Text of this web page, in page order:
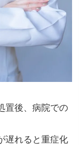
置後、病院での
遅れると重症化